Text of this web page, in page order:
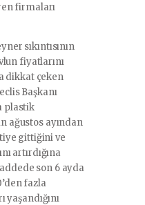
firmaları
sıkıntısının
fiyatlarını
dikkat çeken
Başkanı
plastik
ağustos ayından
gittiğini ve
artırdığına
son 6 ayda
fazla